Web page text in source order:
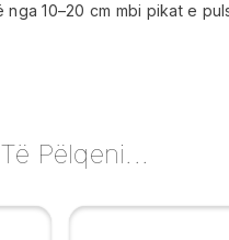
nga 10–20 cm mbi pikat e
Pëlqeni...